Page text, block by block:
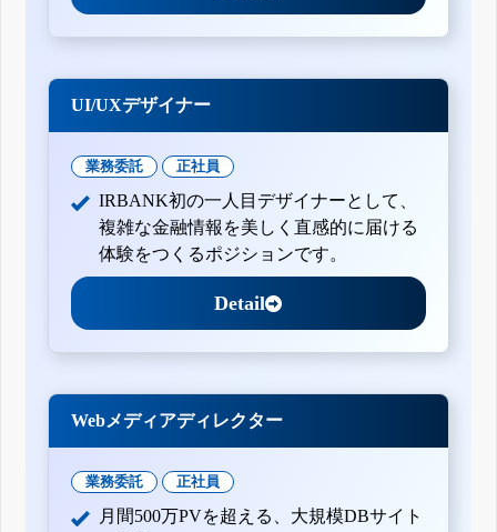
UI/UXデザイナー
業務委託 正社員
IRBANK初の一人目デザイナーとして、
複雑な金融情報を美しく直感的に届ける
体験をつくるポジションです。
Detail
Webメディアディレクター
業務委託 正社員
月間500万PVを超える、大規模DBサイト